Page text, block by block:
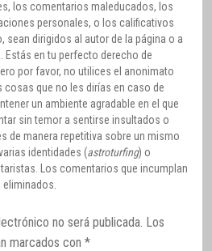
los comentarios maleducados, los
personales, o los calificativos
sean dirigidos al autor de la página o a
en tu perfecto derecho de
por favor, no utilices el anonimato
cosas que no les dirías en caso de
un ambiente agradable en el que
sin temor a sentirse insultados o
de manera repetitiva sobre un mismo
identidades (astroturfing) o
Los comentarios que incumplan
no será publicada. Los
marcados con *